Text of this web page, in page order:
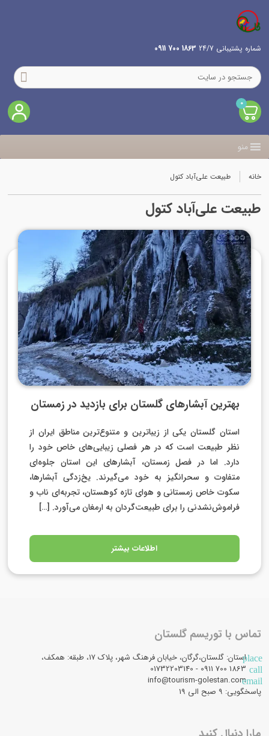
شماره پشتیبانی 24/7 1863 700 0911
0
منو
خانه طبیعت علی‌آباد کتول
طبیعت علی‌آباد کتول
بهترین آبشارهای گلستان برای بازدید در زمستان
استان گلستان یکی از زیباترین و متنوع‌ترین مناطق ایران از
نظر طبیعت است که در هر فصلی زیبایی‌های خاص خود را
دارد. اما در فصل زمستان، آبشارهای این استان جلوه‌ای
متفاوت و سحرانگیز به خود می‌گیرند. یخ‌زدگی آبشارها،
سکوت خاص زمستانی و هوای تازه کوهستان، تجربه‌ای ناب و
فراموش‌نشدنی را برای طبیعت‌گردان به ارمغان می‌آورد. […]
اطلاعات بیشتر
تماس با توریسم گلستان
placeاستان: گلستان،گرگان، خیابان فرهنگ شهر، پلاک 17، طبقه: همکف،
call
email
info@tourism-golestan.com
پاسخگویی: ۹ صبح الی 19